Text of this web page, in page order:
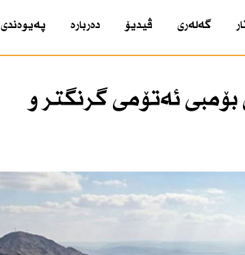
گەلەری ڤیدیۆ دەربارە پەیوەندی
بۆمبی ئەتۆمی گرنگتر و